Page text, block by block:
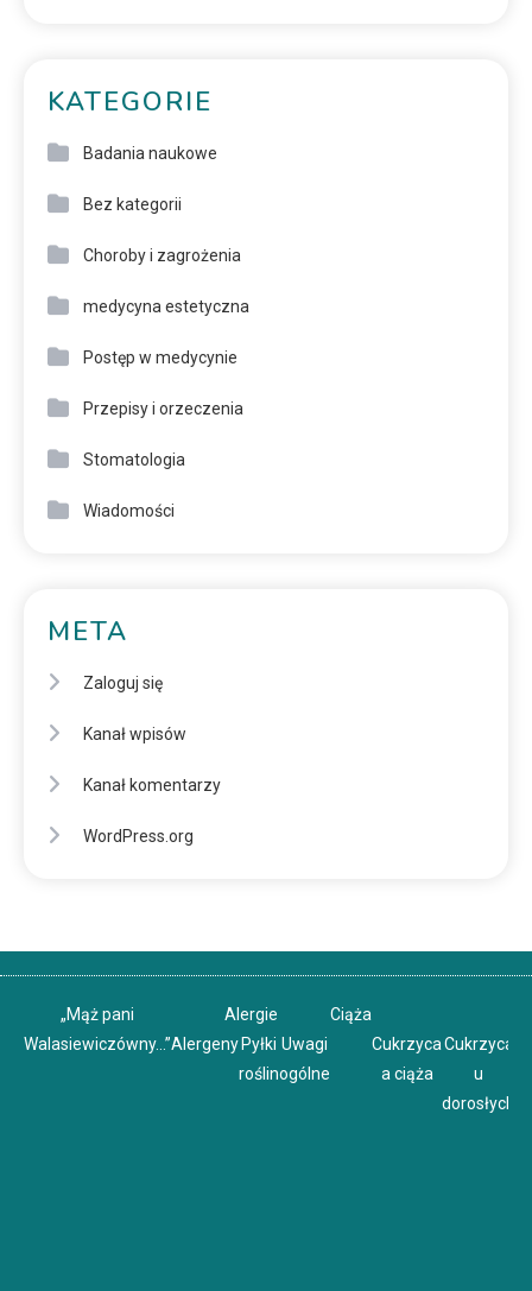
KATEGORIE
Badania naukowe
Bez kategorii
Choroby i zagrożenia
medycyna estetyczna
Postęp w medycynie
Przepisy i orzeczenia
Stomatologia
Wiadomości
META
Zaloguj się
Kanał wpisów
Kanał komentarzy
WordPress.org
„Mąż pani
Walasiewiczówny…”
Alergie
Alergeny Pyłki
roślin
Uwagi
ogólne
Ciąża
Cukrzyca
a ciąża
Cukrzyca
u
dorosłych